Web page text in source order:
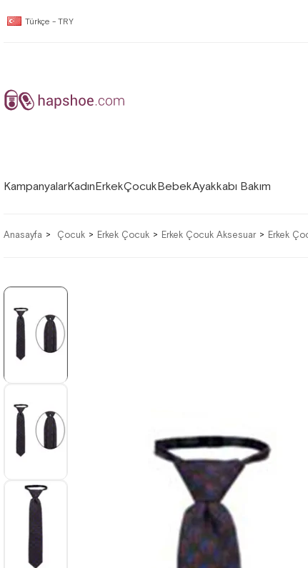
Türkçe - TRY
KampanyalarKadınErkekÇocukBebekAyakkabı Bakım
Anasayfa Çocuk Erkek Çocuk Erkek Çocuk Aksesuar Erkek